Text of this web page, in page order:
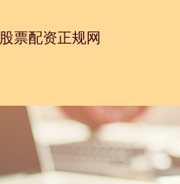
股票配资正规网